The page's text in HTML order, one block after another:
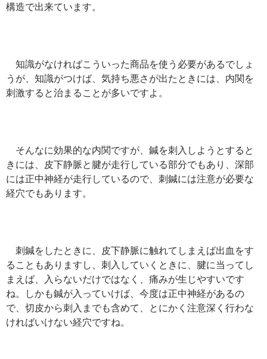
構造で出来ています。
知識がなければこういった商品を使う必要があるでしょ
うが、知識がつけば、気持ち悪さが出たときには、内関を
刺激すると治まることが多いですよ。
そんなに効果的な内関ですが、鍼を刺入しようとすると
きには、皮下静脈と腱が走行している部分でもあり、深部
には正中神経が走行しているので、刺鍼には注意が必要な
経穴でもあります。
刺鍼をしたときに、皮下静脈に触れてしまえば出血をす
ることもありますし、刺入していくときに、腱に当ってし
まえば、入らないだけではなく、痛みが生じやすいです
ね。しかも鍼が入っていけば、今度は正中神経があるの
で、切皮から刺入までも含めて、とにかく注意深く行わな
ければいけない経穴ですね。